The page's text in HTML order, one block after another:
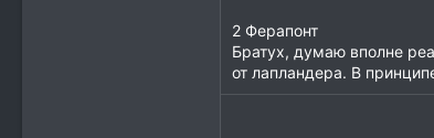
2 Ферапонт
Братух, думаю вполне
от лапландера. В